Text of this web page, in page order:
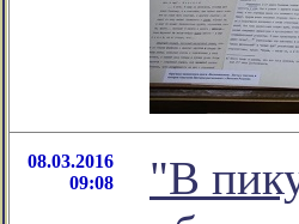
08.03.2016
09:08
"В